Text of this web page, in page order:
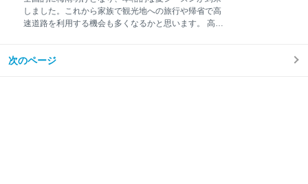
ています。 日頃から頻繁に利用しているQR決済です
が、ひとつ疑問が湧いてきました。 「スマホの通信速
度が低速になったときは使えるのか？」 実際に低速通
ほどの大容量を提供するサービスがたくさんあります
しました。これから家族で観光地への旅行や帰省で高
速道路を利用する機会も多くなるかと思います。 高速
た方はピンときたかもしれませんが、飛び石がフロン
次のページ